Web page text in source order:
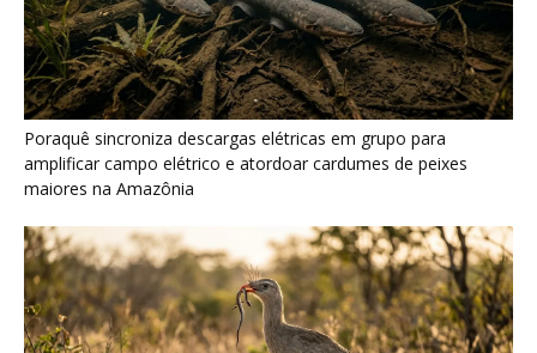
Seriema combina corridas em alta velocidade e arremessos
contra rochas para imobilizar serpentes peçonhentas no
cerrado